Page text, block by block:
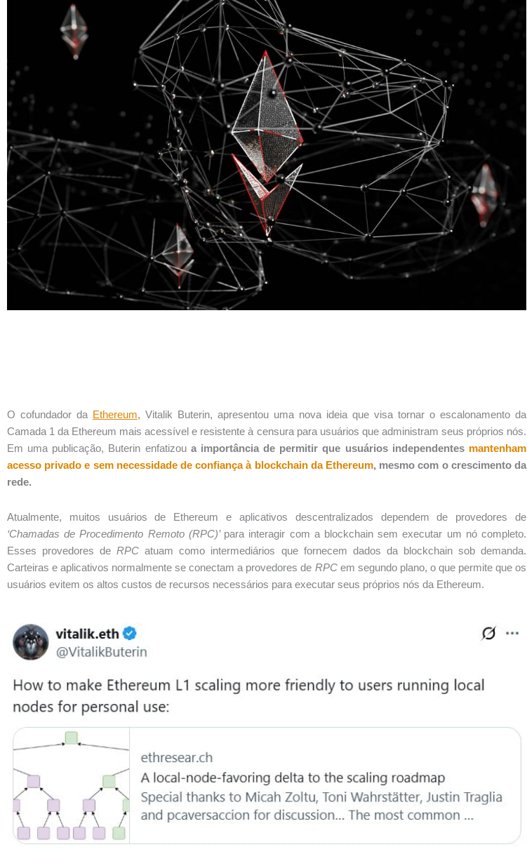
O cofundador da Ethereum, Vitalik Buterin, apresentou uma nova ideia que visa tornar o escalonamento da
Camada 1 da Ethereum mais acessível e resistente à censura para usuários que administram seus próprios nós.
Em uma publicação, Buterin enfatizou a importância de permitir que usuários independentes mantenham
acesso privado e sem necessidade de confiança à blockchain da Ethereum, mesmo com o crescimento da
rede.
Atualmente, muitos usuários de Ethereum e aplicativos descentralizados dependem de provedores de
‘Chamadas de Procedimento Remoto (RPC)’ para interagir com a blockchain sem executar um nó completo.
Esses provedores deRPC atuam como intermediários que fornecem dados da blockchain sob demanda.
Carteiras e aplicativos normalmente se conectam a provedores de RPCem segundo plano, o que permite que os
usuários evitem os altos custos de recursos necessários para executar seus próprios nós da Ethereum.